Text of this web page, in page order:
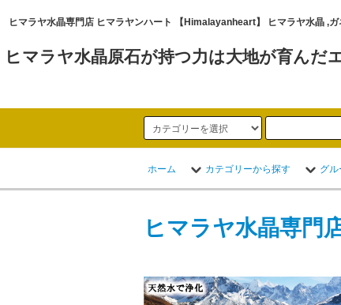
ヒマラヤ水晶専門店 ヒマラヤンハート 【Himalayanheart】 ヒマラヤ水晶 ,
ヒマラヤ水晶原石が持つ力は大地が育ん
ホーム カテゴリーから探す グ
ヒマラヤ水晶専門